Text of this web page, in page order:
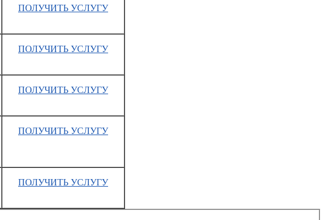
ПОЛУЧИТЬ УСЛУГУ
ПОЛУЧИТЬ УСЛУГУ
ПОЛУЧИТЬ УСЛУГУ
ПОЛУЧИТЬ УСЛУГУ
ПОЛУЧИТЬ УСЛУГУ